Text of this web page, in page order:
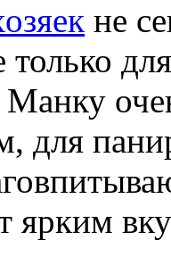
не
только
для
ярким